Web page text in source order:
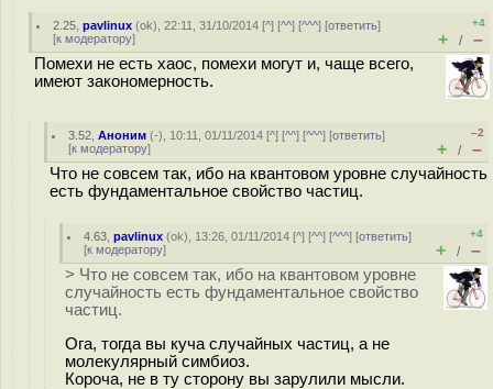
2.25 ,pavlinux (ok), 22:11, 31/10/2014 [^] [^^] [^^^] [ответить]
[к модератору]
+4
+ / –
Помехи не есть хаос, помехи могут и, чаще всего,
имеют закономерность.
3.52 ,Аноним (-), 10:11, 01/11/2014 [^] [^^] [^^^] [ответить]
[к модератору]
–2
+ / –
Что не совсем так, ибо на квантовом уровне случайность
есть фундаментальное свойство частиц.
4.63 ,pavlinux (ok), 13:26, 01/11/2014 [^] [^^] [^^^] [ответить]
[к модератору]
+4
+ / –
> Что не совсем так, ибо на квантовом уровне
случайность есть фундаментальное свойство
частиц.
Ога, тогда вы куча случайных частиц, а не
молекулярный симбиоз.
Короча, не в ту сторону вы зарулили мысли.